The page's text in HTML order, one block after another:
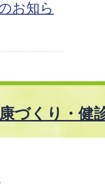
お知ら
づくり・健